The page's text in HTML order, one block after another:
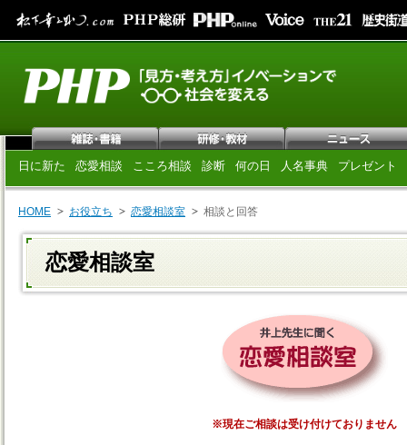
日に新た 恋愛相談 こころ相談 診断 何の日 人名事典 プレゼント
HOME お役立ち 恋愛相談室 相談と回答
恋愛相談室
※現在ご相談は受け付けておりません